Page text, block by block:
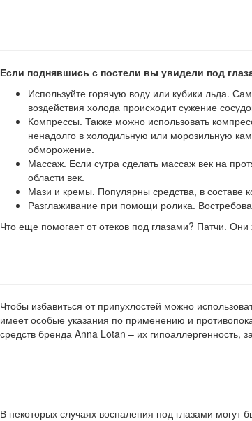
Если поднявшись с постели вы увидели под
Используйте горячую воду или кубики льда.
воздействия холода происходит сужение
Компрессы. Также можно использовать
ненадолго в холодильную или морозильную
обморожение.
Массаж. Если сутра сделать массаж век на
области век.
Мази и кремы. Популярны средства, в составе
Разглаживание при помощи ролика.
Что еще помогает от отеков под глазами? Патчи.
Чтобы избавиться от припухлостей можно
имеет особые указания по применению и
средств бренда Anna Lotan – их гипоаллергенность,
В некоторых случаях воспаления под глазами могут